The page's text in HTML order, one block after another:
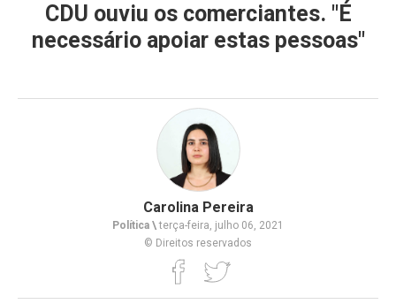
CDU ouviu os comerciantes. "É
necessário apoiar estas pessoas"
Carolina Pereira
Política \terça-feira, julho 06, 2021
© Direitos reservados